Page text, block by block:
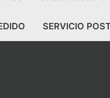
SERVICIO